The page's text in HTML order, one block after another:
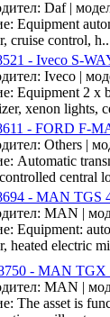
Daf |
Equipment
cruise control,
- Iveco S-
Iveco |
Equipment 2 x
xenon lights,
- FORD F-
Others |
Automatic
central
- MAN TGS
MAN |
Equipment:
heated electric
- MAN TGX
MAN |
The asset is